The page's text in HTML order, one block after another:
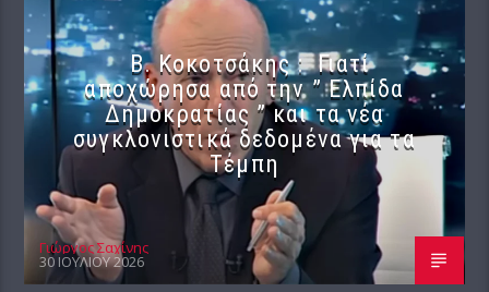
Β. Κοκοτσάκης : Γιατί
αποχώρησα από την ” Ελπίδα
Δημοκρατίας ” και τα νέα
συγκλονιστικά δεδομένα για τα
Τέμπη
Γιώργος Σαχίνης
30 ΙΟΥΛΊΟΥ 2026